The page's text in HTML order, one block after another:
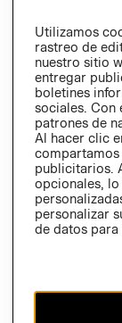
CAMBIAR
Utilizamos
rastreo de
nuestro sitio
entregar
boletines
sociales. Con
patrones de
Al hacer clic
publicitarios.
opcionales,
personalizar
de datos para